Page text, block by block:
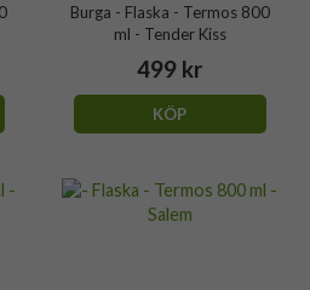
Burga - Flaska - Termos 800
ml - Tender Kiss
499 kr
KÖP